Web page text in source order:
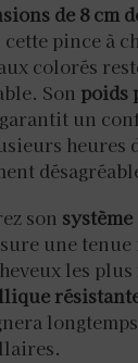
de 8 cm
cette pince à
colorés
Son poids
un
heures
son
une tenue
les